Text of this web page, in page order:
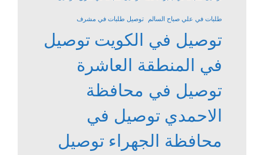
طلبات في علي صباح السالم توصيل طلبات في مشرف
توصيل في الكويت توصيل
في المنطقة العاشرة
توصيل في محافظة
الاحمدي توصيل في
محافظة الجهراء توصيل